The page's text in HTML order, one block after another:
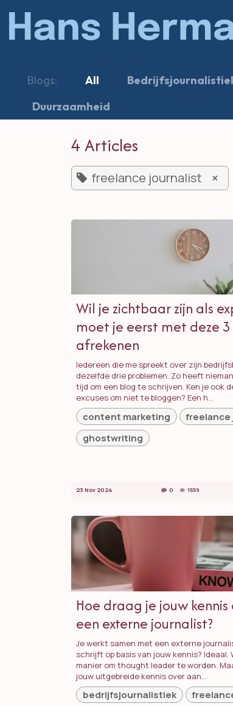
Skip to Content
Blogs: All
Duurzaamheid
4 Articles
freelance journalist ×
Wil je zichtbaar zijn als
moet je eerst met deze 3
afrekenen
Iedereen die me spreekt over zijn
dezelfde drie problemen. Zo heeft
tijd om een blog te schrijven. Ken je ook
excuses om niet te bloggen? Een h...
content marketing
ghostwriting
23 Nov 2024 0 1559
Hoe draag je jouw
een externe journalist?
Je werkt samen met een externe
schrijft op basis van jouw kennis? Ideaal.
manier om thought leader te worden.
jouw uitgebreide kennis over aan...
bedrijfsjournalistiek